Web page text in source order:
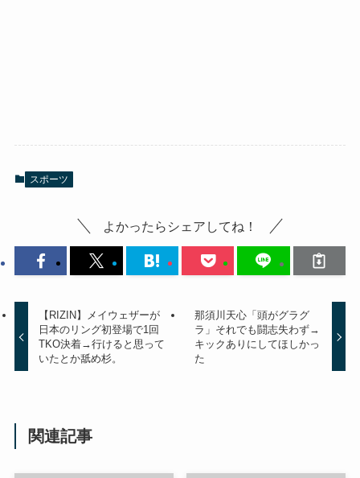
スポーツ
よかったらシェアしてね！
【RIZIN】メイウェザーが
日本のリング初登場で1回
TKO決着→行けると思って
いたとか舐め杉。
那須川天心「頭がグラグ
ラ」それでも闘志失わず→
キックありにしてほしかっ
た
関連記事